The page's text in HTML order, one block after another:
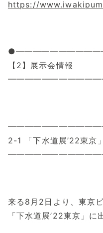
https://
【2】展示会情報
2-1 「下水道展’22東
来る8月2日より、東京
「下水道展’22東京」に